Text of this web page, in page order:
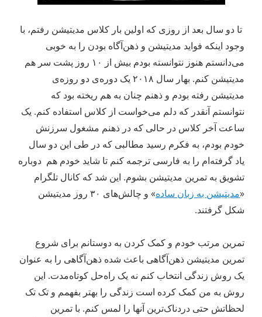
تا دو سال بعد از روزی که اولین بار کلاس مدیتیشن رفتم، با
وجود اینکه فواید مدیتیشن و ذهن‌آگاه بودن را به خوبی
می‌دانستم هنوز نتوانسته بودم بیش از ۱۰ روز پشت سر هم
مدیتیشن کنم. بهار سال ۲۰۱۸ یک دوره‌ی دو روزه‌ی
مدیتیشن رفته بودم و ذهنم چنان به هم ریخته بود که
نتوانستم آنقدر که دلم می‌خواست از کلاس استفاده کنم. یک
ساعت آخر کلاس در حالی که در ذهنم مشغول سرزنش
خودم بودم، به فکرم رسید مطالبی که در طی این دو سال
یاد گرفته‌ام را به فارسی ترجمه کنم تا شاید خودم هم دوباره
تشویق به تمرین مدیتیشن بشوم. این شد که کانال تلگرام
«مدیتیشن به زبان ساده
» و چالش‌های ۳۰ روز مدیتیشن
شکل گرفتند.
تمرین مرتب خودم و کمک کردن به دوستانم برای شروع
تمرین مدیتیشن ذهن‌آگاهی باعث شده ذهن‌آگاهی را به عنوان
یک روش زندگی‌ انتخاب کنم نه یک راه‌حل کوتاه‌مدت. این
روش به من کمک کرده است زندگی را بهتر بفهمم و تک تک
لحظاتش حتی دردناک‌ترین‌ آنها را لمس کنم. با تمرین